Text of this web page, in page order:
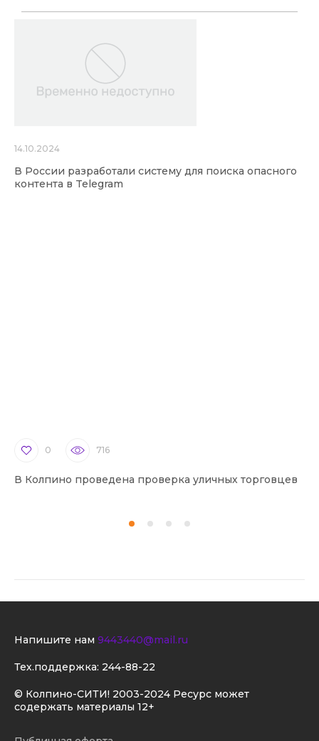
14.10.2024
В России разработали систему для поиска опасного
контента в Telegram
0 716
В Колпино проведена проверка уличных торговцев
© Колпино-СИТИ! 2003-2024 Ресурс может
содержать материалы 12+
Напишите нам 9443440@mail.ru
Тех.поддержка: 244-88-22